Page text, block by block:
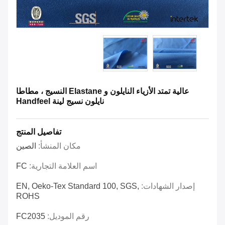
عالية تمتد الأزياء النايلون و Elastane النسيج ، مطاطا
نايلون نسيج لينة Handfeel
تفاصيل المنتج
مكان المنشأ: الصين
اسم العلامة التجارية: FC
إصدار الشهادات: EN, Oeko-Tex Standard 100, SGS,
ROHS
رقم الموديل: FC2035